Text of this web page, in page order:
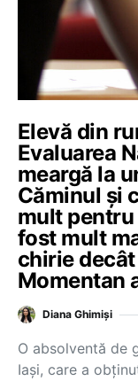
Elevă din
Evaluarea
meargă la
Căminul și
mult pentru
fost mult
chirie
Momentan
Diana Ghimiși
O absolventă de
Iași, care a